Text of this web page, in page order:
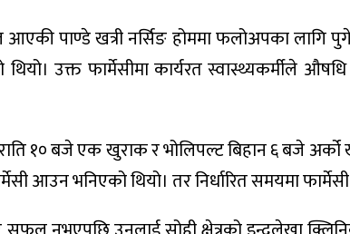
पाण्डे खत्री नर्सिङ होममा फलोअपका लागि
उक्त फार्मेसीमा कार्यरत स्वास्थ्यकर्मीले औषधि
१० बजे एक खुराक र भोलिपल्ट बिहान ६ बजे
आउन भनिएको थियो। तर निर्धारित समयमा